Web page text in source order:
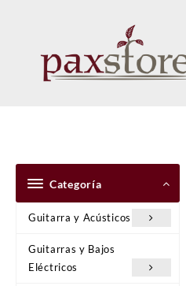
Categoría
Guitarra y Acústicos
Guitarras y Bajos
Eléctricos